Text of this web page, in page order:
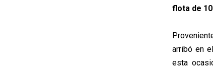
flota de
arribó en
esta